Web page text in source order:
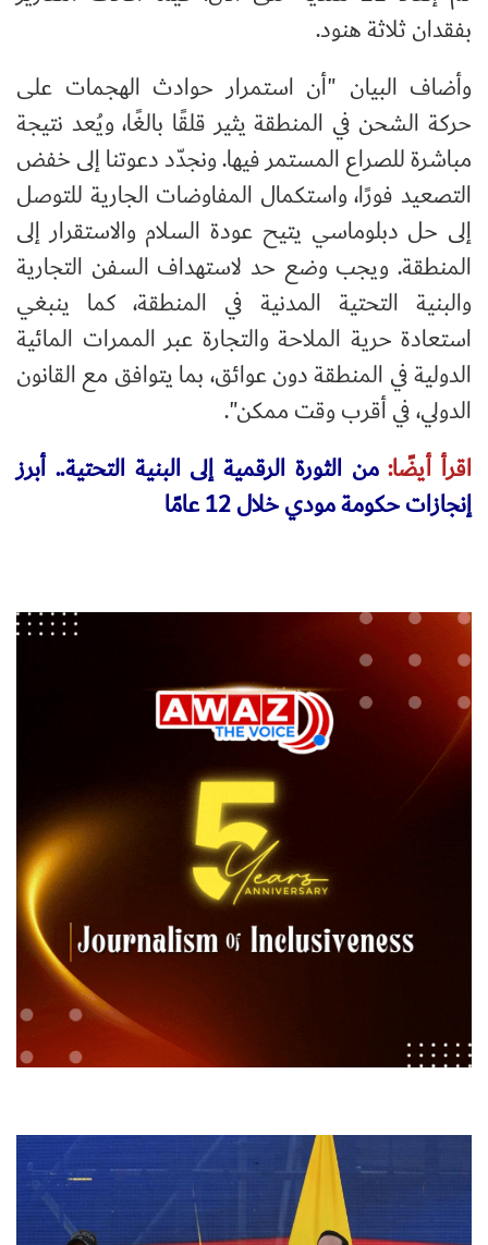
بفقدان ثلاثة هنود.
وأضاف البيان "أن استمرار حوادث الهجمات على
حركة الشحن في المنطقة يثير قلقًا بالغًا، ويُعد نتيجة
مباشرة للصراع المستمر فيها. ونجدّد دعوتنا إلى خفض
التصعيد فورًا، واستكمال المفاوضات الجارية للتوصل
إلى حل دبلوماسي يتيح عودة السلام والاستقرار إلى
المنطقة. ويجب وضع حد لاستهداف السفن التجارية
والبنية التحتية المدنية في المنطقة، كما ينبغي
استعادة حرية الملاحة والتجارة عبر الممرات المائية
الدولية في المنطقة دون عوائق، بما يتوافق مع القانون
الدولي، في أقرب وقت ممكن".
اقرأ أيضًا:من الثورة الرقمية إلى البنية التحتية.. أبرز
إنجازات حكومة مودي خلال 12 عامًا